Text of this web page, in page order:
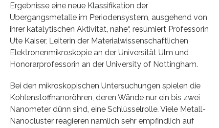
Ergebnisse eine neue Klassifikation der
Übergangsmetalle im Periodensystem, ausgehend von
ihrer katalytischen Aktivität, nahe“, resümiert Professorin
Ute Kaiser, Leiterin der Materialwissenschaftlichen
Elektronenmikroskopie an der Universität Ulm und
Honorarprofessorin an der University of Nottingham.
Bei den mikroskopischen Untersuchungen spielen die
Kohlenstoffnanoröhren, deren Wände nur ein bis zwei
Nanometer dünn sind, eine Schlüsselrolle. Viele Metall-
Nanocluster reagieren nämlich sehr empfindlich auf